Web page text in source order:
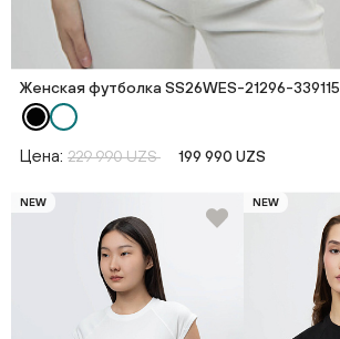
Женская футболка SS26WES-21296-339115
Цена: 229 990 UZS 199 990 UZS
NEW NEW